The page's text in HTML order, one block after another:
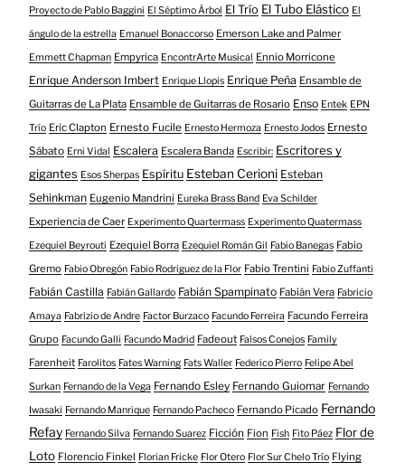
Proyecto de Pablo Baggini El Séptimo Árbol El Trío El Tubo Elástico El
ángulo de la estrella Emanuel Bonaccorso Emerson Lake and Palmer
Emmett Chapman Empyrica EncontrArte Musical Ennio Morricone
Enrique Anderson Imbert Enrique Llopis Enrique Peña Ensamble de
Guitarras de La Plata Ensamble de Guitarras de Rosario Enso Entek EPN
Trío Eric Clapton Ernesto Fucile Ernesto Hermoza Ernesto Jodos Ernesto
Sábato Erni Vidal Escalera Escalera Banda Escribir: Escritores y
gigantes Esos Sherpas Espíritu Esteban Cerioni Esteban
Sehinkman Eugenio Mandrini Eureka Brass Band Eva Schilder
Experiencia de Caer Experimento Quartermass Experimento Quatermass
Ezequiel Beyrouti Ezequiel Borra Ezequiel Román Gil Fabio Banegas Fabio
Gremo Fabio Obregón Fabio Rodriguez de la Flor Fabio Trentini Fabio Zuffanti
Fabián Castilla Fabián Gallardo Fabián Spampinato Fabián Vera Fabricio
Amaya Fabrizio de Andre Factor Burzaco Facundo Ferreira Facundo Ferreira
Grupo Facundo Galli Facundo Madrid Fadeout Falsos Conejos Family
Farenheit Farolitos Fates Warning Fats Waller Federico Pierro Felipe Abel
Surkan Fernando de la Vega Fernando Esley Fernando Guiomar Fernando
Iwasaki Fernando Manrique Fernando Pacheco Fernando Picado Fernando
Refay Fernando Silva Fernando Suarez Ficción Fion Fish Fito Páez Flor de
Loto Florencio Finkel Florian Fricke Flor Otero Flor Sur Chelo Trío Flying